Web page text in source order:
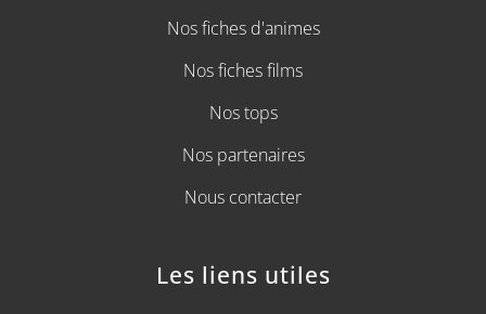
Nos fiches d'animes
Nos fiches films
Nos tops
Nos partenaires
Nous contacter
Les liens utiles